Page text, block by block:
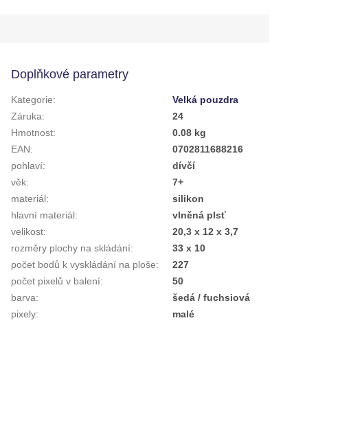
Doplňkové parametry
Kategorie:
Velká pouzdra
Záruka:
24
Hmotnost:
0.08 kg
EAN:
0702811688216
pohlaví:
dívčí
věk:
7+
materiál:
silikon
hlavní materiál:
vlněná plsť
velikost:
20,3 x 12 x 3,7
rozměry plochy na skládání:
33 x 10
počet bodů k vyskládání na ploše:
227
počet pixelů v balení:
50
barva:
šedá / fuchsiová
pixely: malé